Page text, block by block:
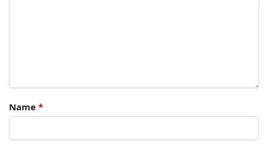
Name *